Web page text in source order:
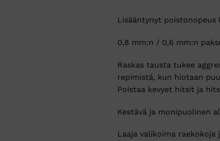
Lisääntynyt poistonopeus
0,8 mm:n / 0,6 mm:n
Raskas tausta tukee
repimistä, kun hiotaan
Poistaa kevyet hitsit ja
Kestävä ja monipuolinen
Laaja valikoima raekokoja